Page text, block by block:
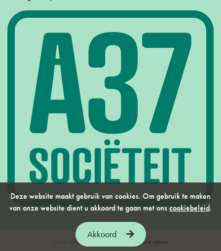
© 2026 - ONTWERP & REALISATIE DOOR FIZZ | DIGITAL AGENCY
Deze website maakt gebruik van cookies. Om gebruik te maken
van onze website dient u akkoord te gaan met onscookiebeleid.
Akkoord